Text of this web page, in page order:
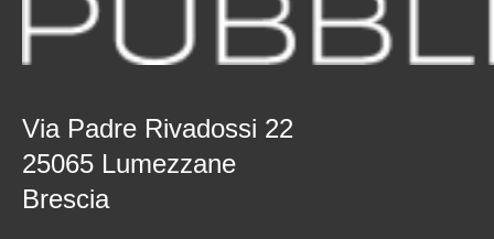
Via Padre Rivadossi 22
25065 Lumezzane
Brescia